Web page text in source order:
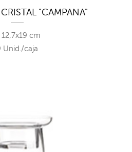
"CAMPANA"
cm
Unid./caja